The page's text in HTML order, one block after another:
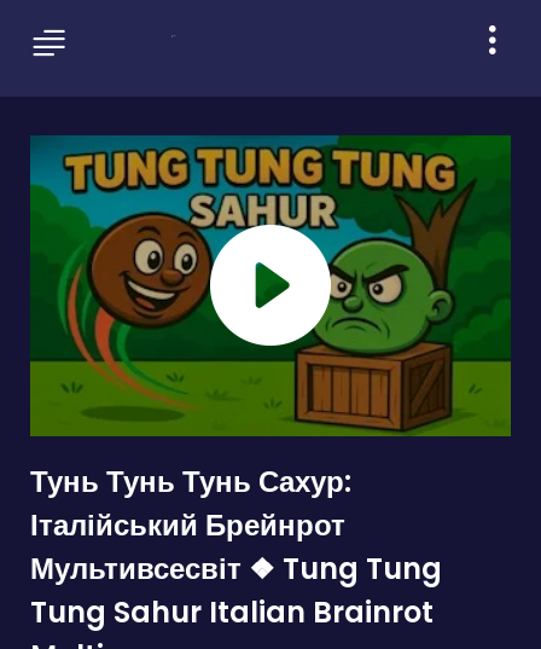
Тунь Тунь Тунь Сахур:
Італійський Брейнрот
Мультивсесвіт ❖ Tung Tung
Tung Sahur Italian Brainrot